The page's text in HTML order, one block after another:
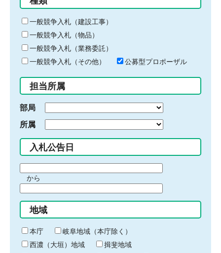
る
キ
ー
ワ
ー
ド
入
力
一般競争入札（建設工事）
一般競争入札（物品）
一般競争入札（業務委託）
一般競争入札（その他）
公募型プロポーザル
担当所属
部局
所属
入札公告日
間
始
り
から
間
終
わ
り
地域
本庁
岐阜地域（本庁除く）
西濃（大垣）地域
揖斐地域